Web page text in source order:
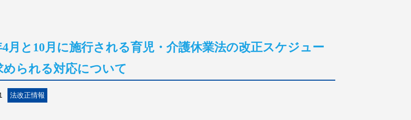
4月と10月に施行される育児・介護休業法の改正スケジュー
められる対応について
法改正情報